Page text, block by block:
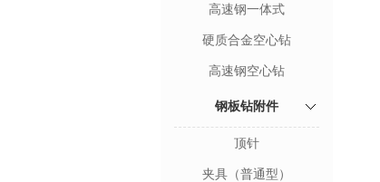
高速钢一体式
硬质合金空心钻
高速钢空心钻
钢板钻附件
顶针
夹具（普通型）